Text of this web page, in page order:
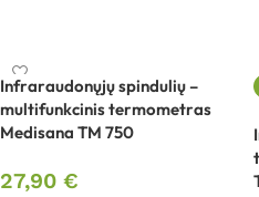
Infraraudonųjų spindulių –
multifunkcinis termometras
Medisana TM 750
27,90 €